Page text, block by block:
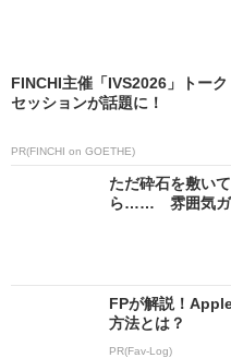
FINCHI主催「IVS2026」トーク
セッションが話題に！
PR(FINCHI on GOETHE)
ただ砕石を敷い
ら…… 雰囲気ガ
FPが解説！
方法とは？
PR(Fav-Log)